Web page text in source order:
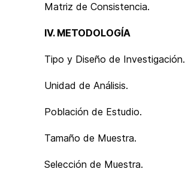
Matriz de Consistencia.
IV. METODOLOGÍA
Tipo y Diseño de Investigación.
Unidad de Análisis.
Población de Estudio.
Tamaño de Muestra.
Selección de Muestra.